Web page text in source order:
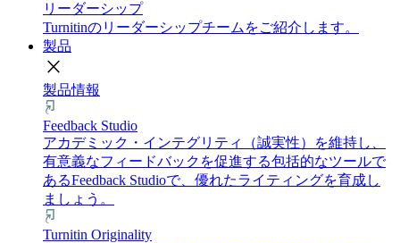
リーダーシップ
Turnitinのリーダーシップチームをご紹介します。
製品
close
製品情報
Feedback Studio
アカデミック・インテグリティ（誠実性）を維持し、
有意義なフィードバックを促進する包括的なツールで
あるFeedback Studioで、優れたライティングを育成し
ましょう。
Turnitin Originality